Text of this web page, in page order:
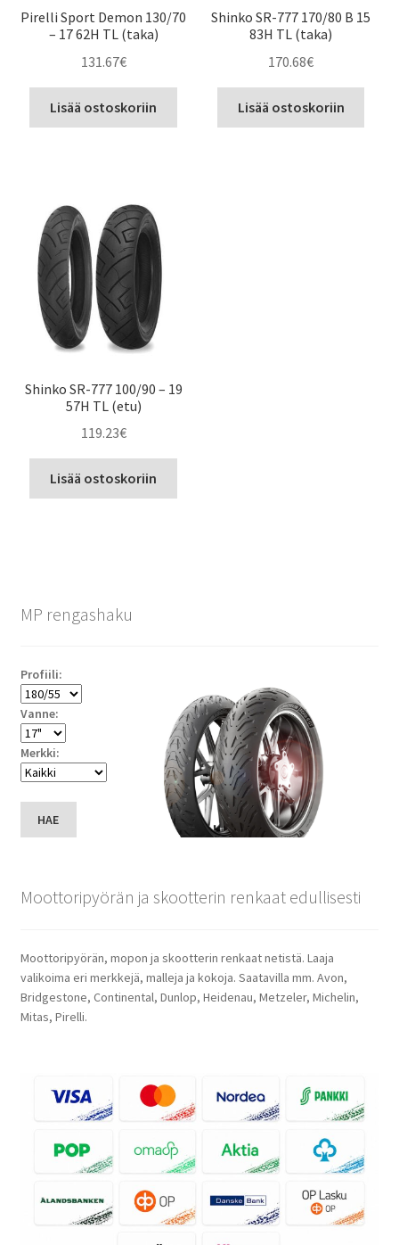
Pirelli Sport Demon 130/70
– 17 62H TL (taka)
131.67€
Lisää ostoskoriin
Shinko SR-777 170/80 B 15
83H TL (taka)
170.68€
Lisää ostoskoriin
Shinko SR-777 100/90 – 19
57H TL (etu)
119.23€
Lisää ostoskoriin
MP rengashaku
Profiili:
Vanne:
Merkki:
HAE
Moottoripyörän ja skootterin renkaat edullisesti
Moottoripyörän, mopon ja skootterin renkaat netistä. Laaja
valikoima eri merkkejä, malleja ja kokoja. Saatavilla mm. Avon,
Bridgestone, Continental, Dunlop, Heidenau, Metzeler, Michelin,
Mitas, Pirelli.